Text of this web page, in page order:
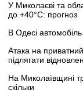
У Миколаєві та
до +40°C: прогноз
В Одесі
Атака на
підлягати
На Миколаївщині
скільки